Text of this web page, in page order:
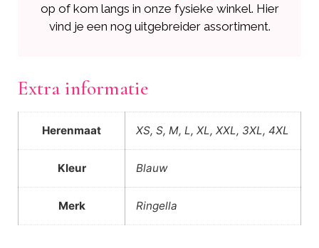
op of kom langs in onze fysieke winkel. Hier
vind je een nog uitgebreider assortiment.
Extra informatie
Herenmaat XS, S, M, L, XL, XXL, 3XL, 4XL
Kleur Blauw
Merk Ringella